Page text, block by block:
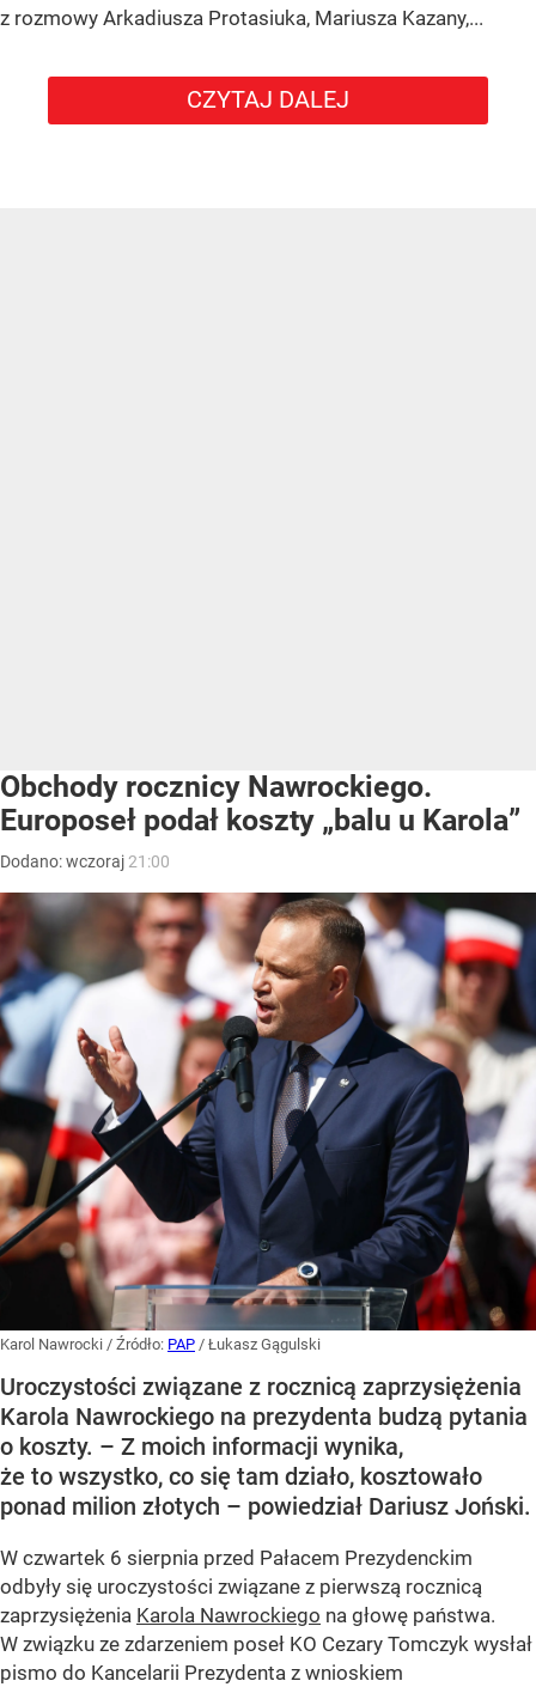
z rozmowy Arkadiusza Protasiuka, Mariusza Kazany,...
CZYTAJ DALEJ
Obchody rocznicy Nawrockiego.
Europoseł podał koszty „balu u Karola”
Dodano:wczoraj 21:00
Karol Nawrocki / Źródło: PAP / Łukasz Gągulski
Uroczystości związane z rocznicą zaprzysiężenia
Karola Nawrockiego na prezydenta budzą pytania
o koszty. – Z moich informacji wynika,
że to wszystko, co się tam działo, kosztowało
ponad milion złotych – powiedział Dariusz Joński.
W czwartek 6 sierpnia przed Pałacem Prezydenckim
odbyły się uroczystości związane z pierwszą rocznicą
zaprzysiężenia Karola Nawrockiego na głowę państwa.
W związku ze zdarzeniem poseł KO Cezary Tomczyk wysłał
pismo do Kancelarii Prezydenta z wnioskiem